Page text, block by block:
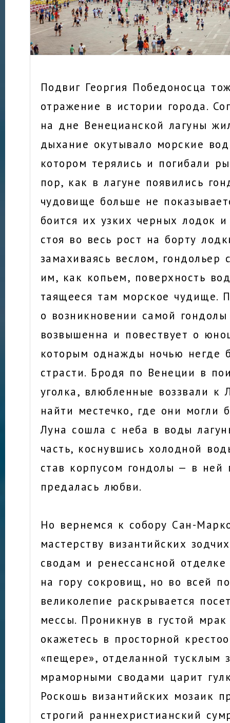
Подвиг Георгия Победоносца
отражение в истории города.
на дне Венецианской лагуны
дыхание окутывало морские
котором терялись и погибали
пор, как в лагуне появились
чудовище больше не
боится их узких черных лодок
стоя во весь рост на борту
замахиваясь веслом, гондольер
им, как копьем, поверхность
таящееся там морское чудище.
о возникновении самой
возвышенна и повествует о
которым однажды ночью негде
страсти. Бродя по Венеции в
уголка, влюбленные воззвали к
найти местечко, где они могли
Луна сошла с неба в воды
часть, коснувшись холодной
став корпусом гондолы — в ней
предалась любви.
Но вернемся к собору Сан-
мастерству византийских
сводам и ренессансной
на гору сокровищ, но во всей
великолепие раскрывается
мессы. Проникнув в густой
окажетесь в просторной
«пещере», отделанной тусклым
мраморными сводами царит
Роскошь византийских мозаик
строгий раннехристианский